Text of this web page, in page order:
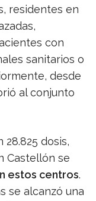
residentes en
con
sanitarios o
desde
al conjunto
dosis,
Castellón se
estos centros.
se alcanzó una